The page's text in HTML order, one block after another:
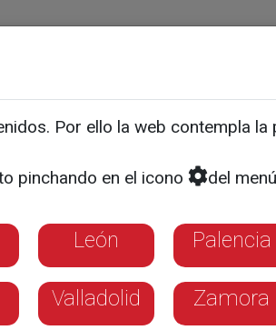
de salud
Por ello la web contempla
pinchando en el icono
del
León Palencia
Valladolid Zamora